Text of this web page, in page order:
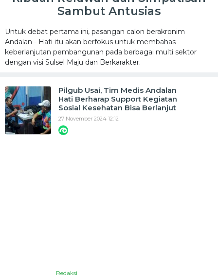
Sambut Antusias
Untuk debat pertama ini, pasangan calon berakronim
Andalan - Hati itu akan berfokus untuk membahas
keberlanjutan pembangunan pada berbagai multi sektor
dengan visi Sulsel Maju dan Berkarakter.
Pilgub Usai, Tim Medis Andalan
Hati Berharap Support Kegiatan
Sosial Kesehatan Bisa Berlanjut
27 November 2024 12:12
Redaksi